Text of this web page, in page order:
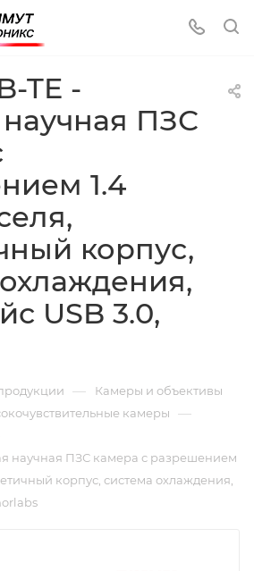
TE -
ПЗС
1.4
корпус,
USB 3.0,
— Камеры и объективы
камеры —
научная ПЗС камера с разрешением
корпус, система охлаждения,